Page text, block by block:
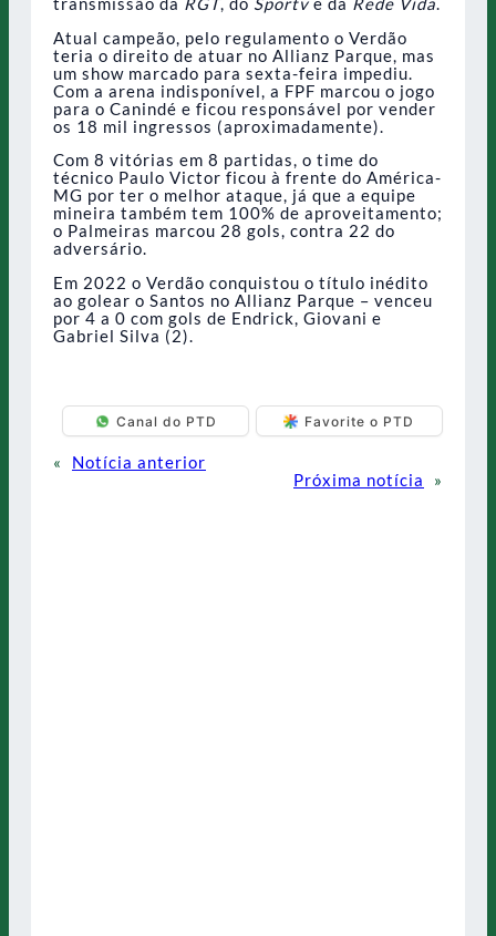
Atual campeão, pelo regulamento o Verdão
teria o direito de atuar no Allianz Parque, mas
um show marcado para sexta-feira impediu.
Com a arena indisponível, a FPF marcou o jogo
para o Canindé e ficou responsável por vender
os 18 mil ingressos (aproximadamente).
Com 8 vitórias em 8 partidas, o time do
técnico Paulo Victor ficou à frente do América-
MG por ter o melhor ataque, já que a equipe
mineira também tem 100% de aproveitamento;
o Palmeiras marcou 28 gols, contra 22 do
adversário.
Em 2022 o Verdão conquistou o título inédito
ao golear o Santos no Allianz Parque – venceu
por 4 a 0 com gols de Endrick, Giovani e
Gabriel Silva (2).
Canal do PTD Favorite o PTD
«
Notícia anterior
Próxima notícia
»